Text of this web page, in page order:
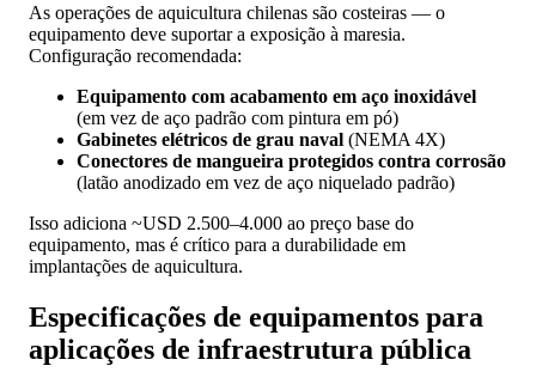
As operações de aquicultura chilenas são costeiras — o
equipamento deve suportar a exposição à maresia.
Configuração recomendada:
Equipamento com acabamento em aço inoxidável
(em vez de aço padrão com pintura em pó)
Gabinetes elétricos de grau naval (NEMA 4X)
Conectores de mangueira protegidos contra corrosão
(latão anodizado em vez de aço niquelado padrão)
Isso adiciona ~USD 2.500–4.000 ao preço base do
equipamento, mas é crítico para a durabilidade em
implantações de aquicultura.
Especificações de equipamentos para
aplicações de infraestrutura pública